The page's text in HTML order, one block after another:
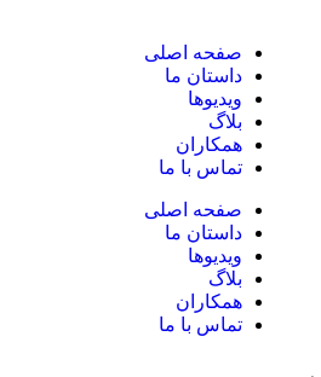
صفحه اصلی
داستان ما
ویدیوها
بلاگ
همکاران
تماس با ما
صفحه اصلی
داستان ما
ویدیوها
بلاگ
همکاران
تماس با ما